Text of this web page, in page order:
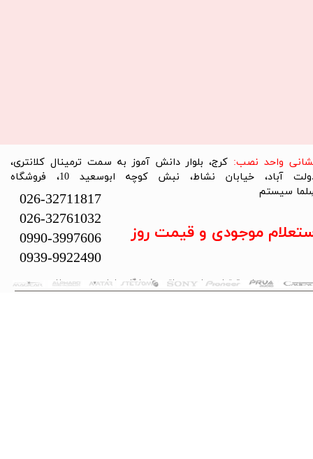
تمام حقوق این سایت متعلق به فروشگاه سلما سیستم می‌باشد.
واحد نصب: کرج، بلوار دانش آموز به سمت ترمینال کلانتری،
دولت آباد، خیابان نشاط، نبش کوچه ابوسعید 10، فروشگاه
سیستم​​​​​​​
026-32711817
026-32761032
0990-3997606
0939-9922490
موجودی و قیمت روز